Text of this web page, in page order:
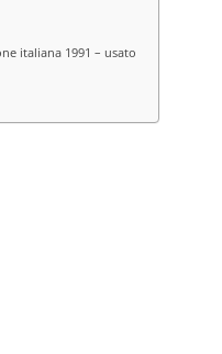
italiana 1991 – usato